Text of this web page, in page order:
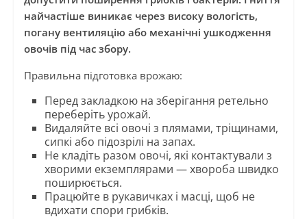
найчастіше виникає через високу вологість,
погану вентиляцію або механічні ушкодження
овочів під час збору.
Правильна підготовка врожаю:
Перед закладкою на зберігання ретельно
переберіть урожай.
Видаляйте всі овочі з плямами, тріщинами,
сипкі або підозрілі на запах.
Не кладіть разом овочі, які контактували з
хворими екземплярами — хвороба швидко
поширюється.
Працюйте в рукавичках і масці, щоб не
вдихати спори грибків.